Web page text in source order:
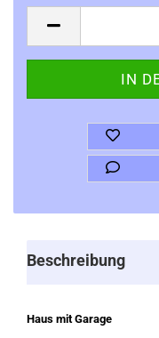
Beschreibung
Haus mit Garage